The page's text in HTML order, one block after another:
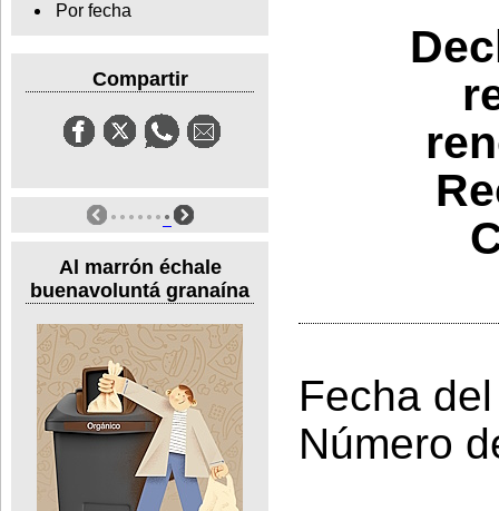
Por fecha
Compartir
Al marrón échale
buenavoluntá granaína
Fecha
Número